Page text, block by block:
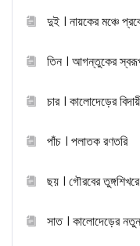
দুই । নায়কের মঞ্চে
তিন । আগন্তুকের
চার । কালোদেড়ের
পাঁচ । পলাতক রণতরি
ছয় । গৌরবের তুঙ্গশিখরে
সাত । কালোদেড়ের